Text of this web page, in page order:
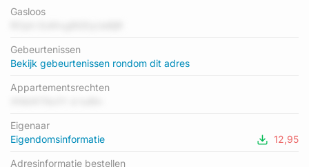
energielabel A geregistreerd. Het hoogste energielabel in de
'verblijfsobject in gebruik'. Het pand waarin dit adres ligt heeft
als status: 'pand in gebruik'.
Gasloos
Gebeurtenissen
Bekijk gebeurtenissen rondom dit adres
Appartementsrechten
Eigenaar
Eigendomsinformatie
12,95
Adresinformatie bestellen